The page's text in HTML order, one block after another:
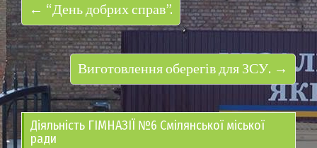
← “День добрих справ”.
Виготовлення оберегів для ЗСУ. →
Діяльність ГІМНАЗІЇ №6 Смілянської міської
ради